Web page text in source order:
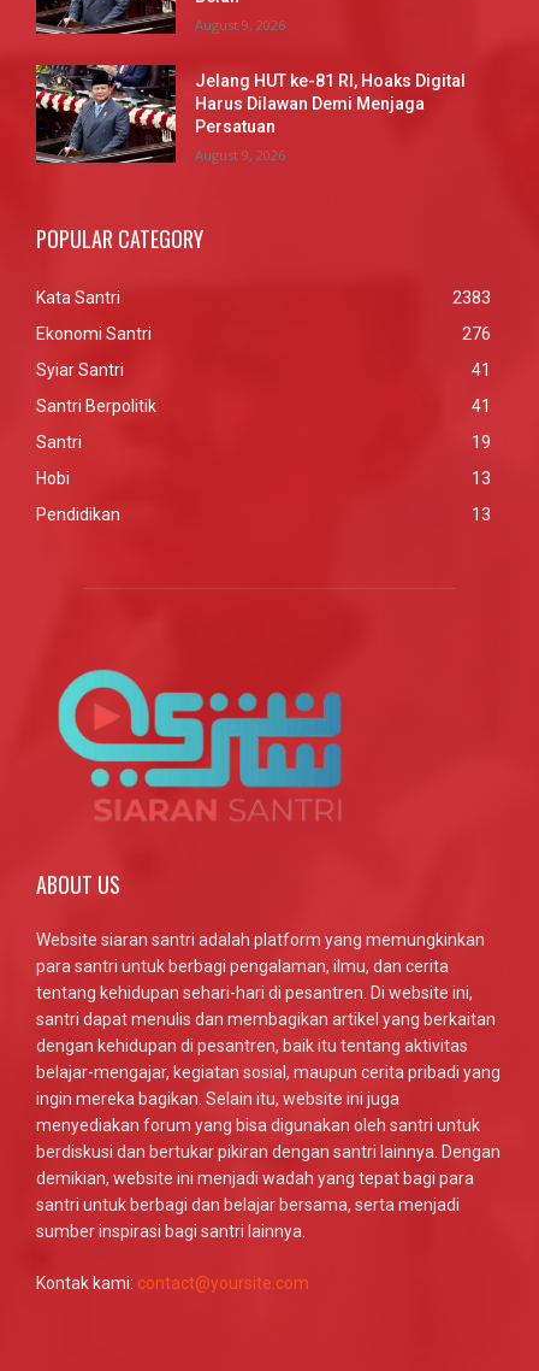
August 9, 2026
Jelang HUT ke-81 RI, Hoaks Digital
Harus Dilawan Demi Menjaga
Persatuan
August 9, 2026
POPULAR CATEGORY
Kata Santri
2383
Ekonomi Santri
276
Syiar Santri
41
Santri Berpolitik
41
Santri
19
Hobi
13
Pendidikan
13
ABOUT US
Website siaran santri adalah platform yang memungkinkan
para santri untuk berbagi pengalaman, ilmu, dan cerita
tentang kehidupan sehari-hari di pesantren. Di website ini,
santri dapat menulis dan membagikan artikel yang berkaitan
dengan kehidupan di pesantren, baik itu tentang aktivitas
belajar-mengajar, kegiatan sosial, maupun cerita pribadi yang
ingin mereka bagikan. Selain itu, website ini juga
menyediakan forum yang bisa digunakan oleh santri untuk
berdiskusi dan bertukar pikiran dengan santri lainnya. Dengan
demikian, website ini menjadi wadah yang tepat bagi para
santri untuk berbagi dan belajar bersama, serta menjadi
sumber inspirasi bagi santri lainnya.
Kontak kami: contact@yoursite.com